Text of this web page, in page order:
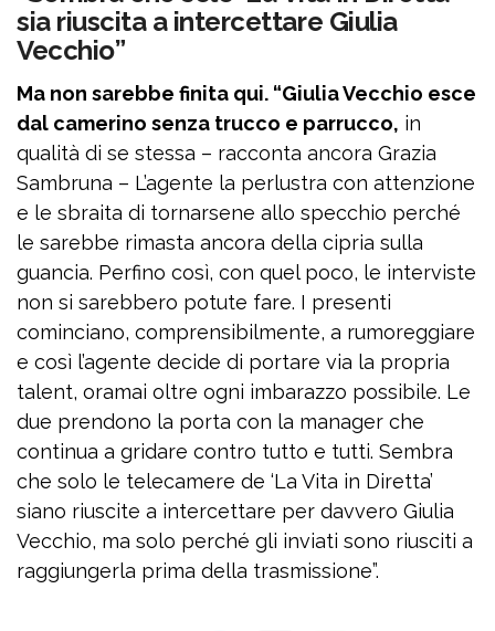
sia riuscita a intercettare Giulia
Vecchio”
Ma non sarebbe finita qui. “Giulia Vecchio esce
dal camerino senza trucco e parrucco, in
qualità di se stessa – racconta ancora Grazia
Sambruna – L’agente la perlustra con attenzione
e le sbraita di tornarsene allo specchio perché
le sarebbe rimasta ancora della cipria sulla
guancia. Perfino così, con quel poco, le interviste
non si sarebbero potute fare. I presenti
cominciano, comprensibilmente, a rumoreggiare
e così l’agente decide di portare via la propria
talent, oramai oltre ogni imbarazzo possibile. Le
due prendono la porta con la manager che
continua a gridare contro tutto e tutti. Sembra
che solo le telecamere de ‘La Vita in Diretta’
siano riuscite a intercettare per davvero Giulia
Vecchio, ma solo perché gli inviati sono riusciti a
raggiungerla prima della trasmissione”.